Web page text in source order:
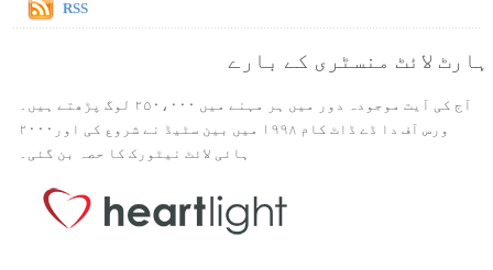
RSS
ہارٹ لائٹ منسٹری کے بارے
آج کی آیت موجودہ دور میں ہر مہنے میں ۲۵۰،۰۰۰ لوگ پڑھتے ہیں۔
ورس آف دا ڈے ڈاٹ کام ۱۹۹۸ میں بین سٹیڈ نے شروع کی اور۲۰۰۰
ہائی لائٹ نیٹورک کا حصہ بن گئی۔